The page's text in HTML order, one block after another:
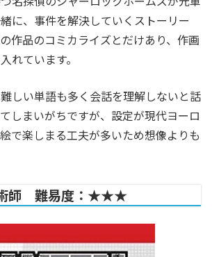
に、事件を解決していくストーリー
作品のコミカライズとだけあり、作画
れています。
しい単語も多く会話を理解しないと話
しまいがちですが、設定が現代ヨーロ
で楽しまる工夫が多いため想像よりも
術師 難易度：★★★